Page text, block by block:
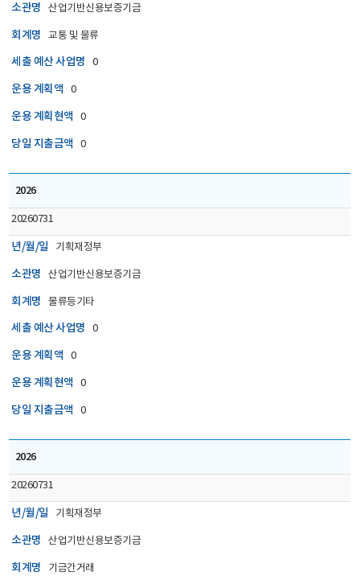
소관명 산업기반신용보증기금
회계명 교통 및 물류
세출 예산 사업명 0
운용 계획액 0
운용 계획현액 0
당일 지출금액 0
2026
20260731
년/월/일 기획재정부
소관명 산업기반신용보증기금
회계명 물류등기타
세출 예산 사업명 0
운용 계획액 0
운용 계획현액 0
당일 지출금액 0
2026
20260731
년/월/일 기획재정부
소관명 산업기반신용보증기금
회계명 기금간거래